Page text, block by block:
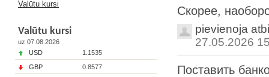
Valūtu kursi
Valūtu kursi
uz 07.08.2026
USD
1.1535
GBP
0.8577
Скорее,
pievienoja
27.05.2026
Поставить